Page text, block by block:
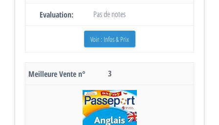
Pas de notes
Voir : Infos & Prix
3